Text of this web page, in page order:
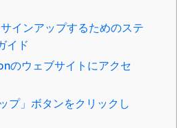
インアップするためのステ
イド
のウェブサイトにアクセ
プ」ボタンをクリックし